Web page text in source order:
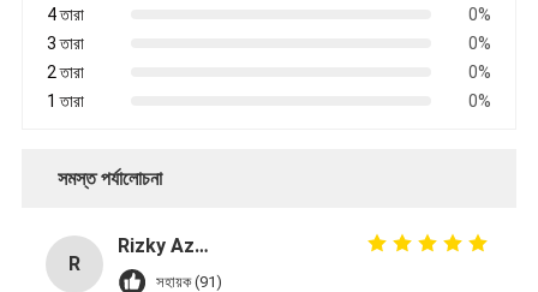
4 তারা
0%
3 তারা
0%
2 তারা
0%
1 তারা
0%
সমস্ত পর্যালোচনা
R
Rizky Azman
সহায়ক (91)